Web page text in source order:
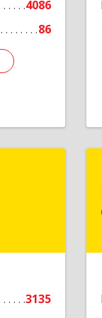
4086
86
3135
ул,